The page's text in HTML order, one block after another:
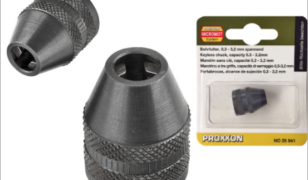
OBRÓBKA
DREWNA
OBRÓBKA
WARSZTATOWE